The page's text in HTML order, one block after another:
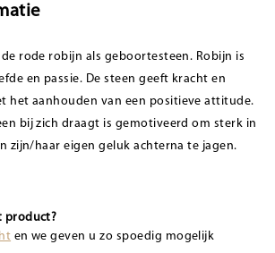
rode robijn als geboortesteen. Robijn is
en passie. De steen geeft kracht en
het aanhouden van een positieve attitude.
bij zich draagt is gemotiveerd om sterk in
zijn/haar eigen geluk achterna te jagen.
product?
en we geven u zo spoedig mogelijk